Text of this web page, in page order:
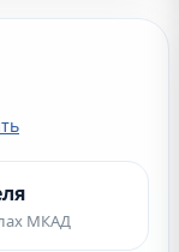
МКАД